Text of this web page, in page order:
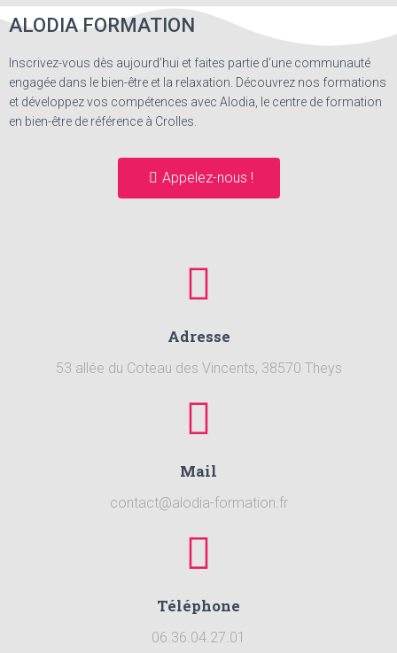
ALODIA FORMATION
Inscrivez-vous dès aujourd’hui et faites partie d’une communauté
engagée dans le bien-être et la relaxation. Découvrez nos formations
et développez vos compétences avec Alodia, le centre de formation
en bien-être de référence à Crolles.
Appelez-nous !
Adresse
53 allée du Coteau des Vincents, 38570 Theys
Mail
contact@alodia-formation.fr
Téléphone
06.36.04.27.01